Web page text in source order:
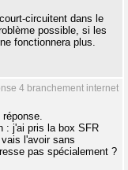
circuitent dans le
possible, si les
fonctionnera plus.
4 branchement internet
: j'ai pris la box SFR
l'avoir sans
pas spécialement ?